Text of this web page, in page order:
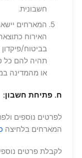
חשבונית.
המארחים
האירוח
בביטוח/
או מהמדינה
ח. פתיחת חשבון:
לפרטים נוספים
המארחים בלחיצה
לקבלת פרטים